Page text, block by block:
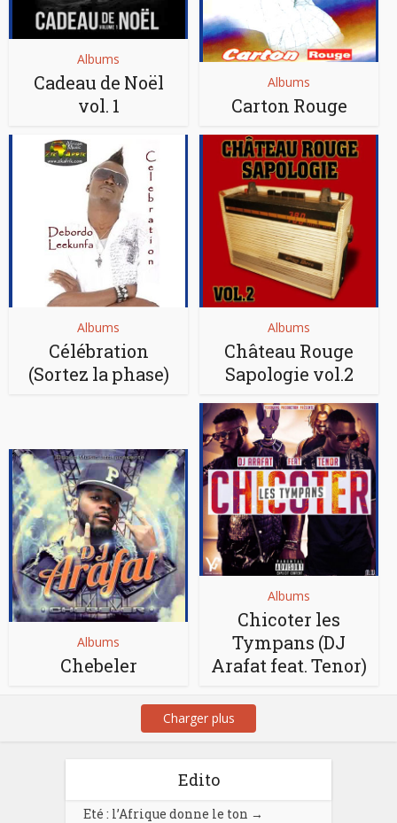
Albums
Cadeau de Noël
vol. 1
Albums
Carton Rouge
Albums
Célébration
(Sortez la phase)
Albums
Château Rouge
Sapologie vol.2
Albums
Chebeler
Albums
Chicoter les
Tympans (DJ
Arafat feat. Tenor)
Charger plus
Edito
Eté : l’Afrique donne le ton →